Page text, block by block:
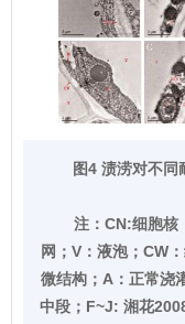
图4 渍涝对不同
注： CN:细胞核
网；V：液泡；CW
微结构；A：正常浇
中段；F~J: 湘花